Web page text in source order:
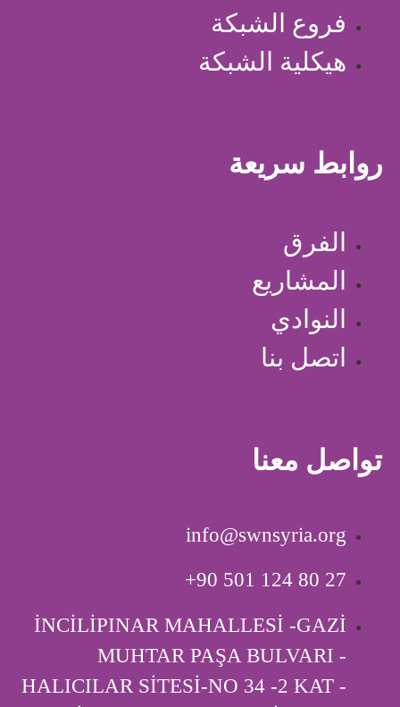
فروع الشبكة
هيكلية الشبكة
روابط سريعة
الفرق
المشاريع
النوادي
اتصل بنا
تواصل معنا
info@swnsyria.org
‎+90 501 124 80 27
İNCİLİPINAR MAHALLESİ -GAZİ
MUHTAR PAŞA BULVARI -
HALICILAR SİTESİ-NO 34 -2 KAT -